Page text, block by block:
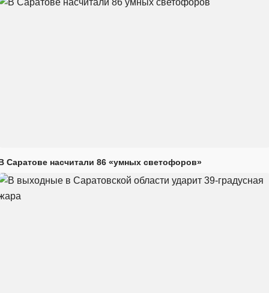
Саратове насчитали 86 «умных светофоров»